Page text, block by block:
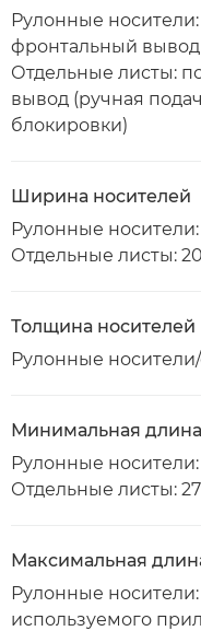
Рулонные
фронтальный вывод
Отдельные листы:
вывод (ручная
блокировки)
Ширина носителей
Рулонные носители:
Отдельные листы:
Толщина носителей
Рулонные
Минимальная
Рулонные
Отдельные листы:
Максимальная
Рулонные носители:
используемого